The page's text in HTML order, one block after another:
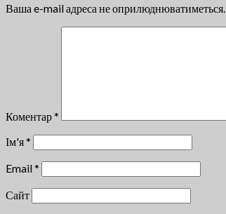
Ваша e-mail адреса не оприлюднюватиметься.
Коментар*
Ім'я*
Email*
Сайт